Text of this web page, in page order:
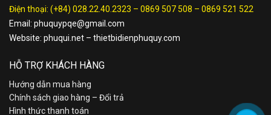
Điện thoại: (+84) 028.22.40.2323 – 0869 507 508 – 0869 521 522
Email: phuquypqe@gmail.com
Website: phuqui.net – thietbidienphuquy.com
HỖ TRỢ KHÁCH HÀNG
Hướng dẫn mua hàng
Chính sách giao hàng – Đổi trả
Hình thức thanh toán